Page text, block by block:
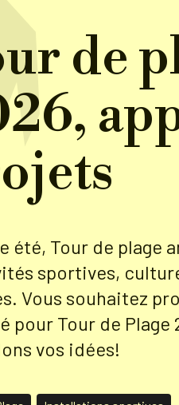
de
été, Tour de plage
sportives,
Vous souhaitez
pour Tour de Plage
vos idées!